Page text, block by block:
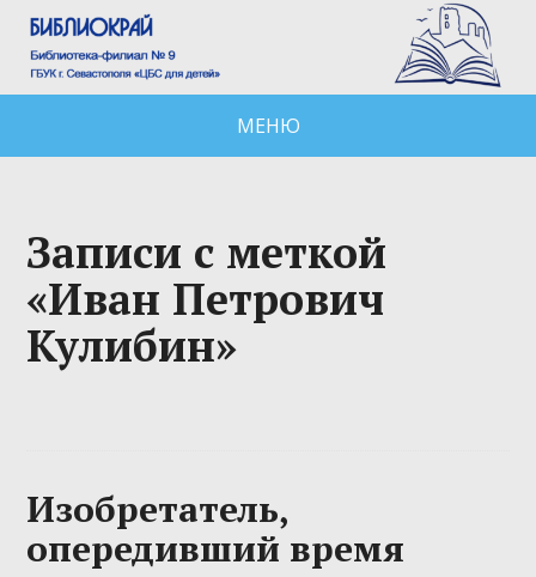
МЕНЮ
Записи с меткой
«Иван Петрович
Кулибин»
Изобретатель,
опередивший время